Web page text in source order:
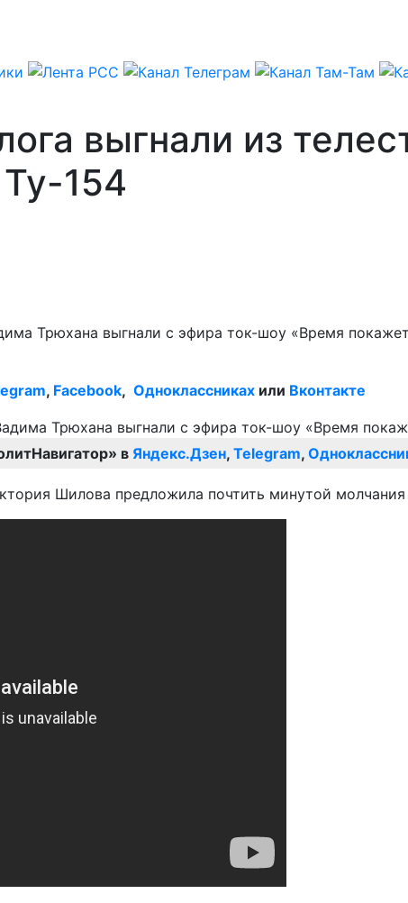
выгнали из
154
Трюхана выгнали с эфира ток-шоу «Время
, Facebook, Одноклассниках или Вконтакте
в Яндекс.Дзен, Telegram,
Шилова предложила почтить минутой